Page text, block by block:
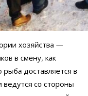
хозяйства —
в смену, как
рыба доставляется в
со стороны